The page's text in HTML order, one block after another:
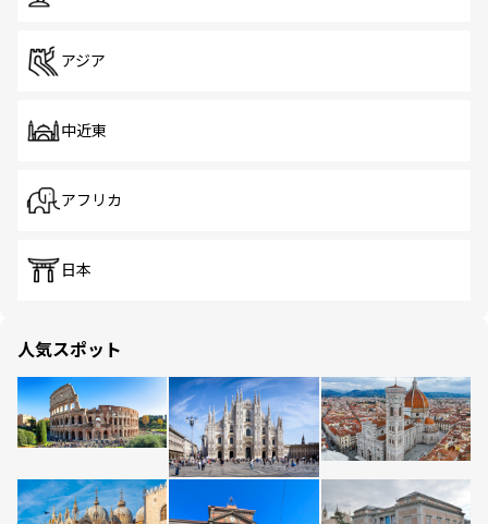
アジア
中近東
アフリカ
日本
人気スポット